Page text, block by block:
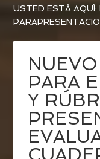
USTED ESTÁ AQUÍ:
PARA
Y